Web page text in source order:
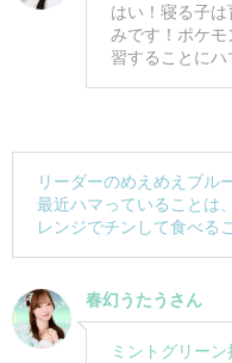
はい！寝る子
みです！ポケ
習することにハ
リーダーのめえめえブル
最近ハマっていることは
レンジでチンして食べる
春幻うたうさん
ミントグリー